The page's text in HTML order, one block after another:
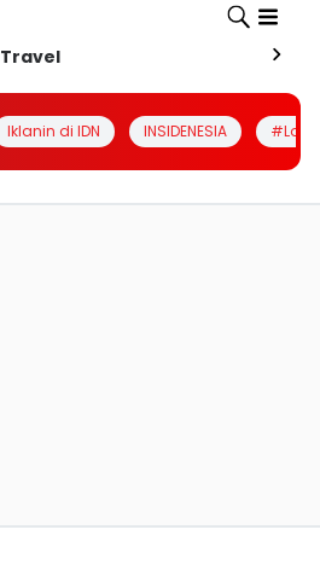
Travel
Iklanin di IDN INSIDENESIA